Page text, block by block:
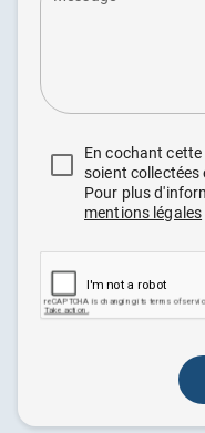
En cochant cette
soient collectées
Pour plus
mentions légales